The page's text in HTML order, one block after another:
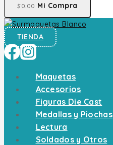
$0 .00 Mi Compra
TIENDA
Maquetas
Accesorios
Figuras Die Cast
Medallas y Piochas
Lectura
Soldados y Otros